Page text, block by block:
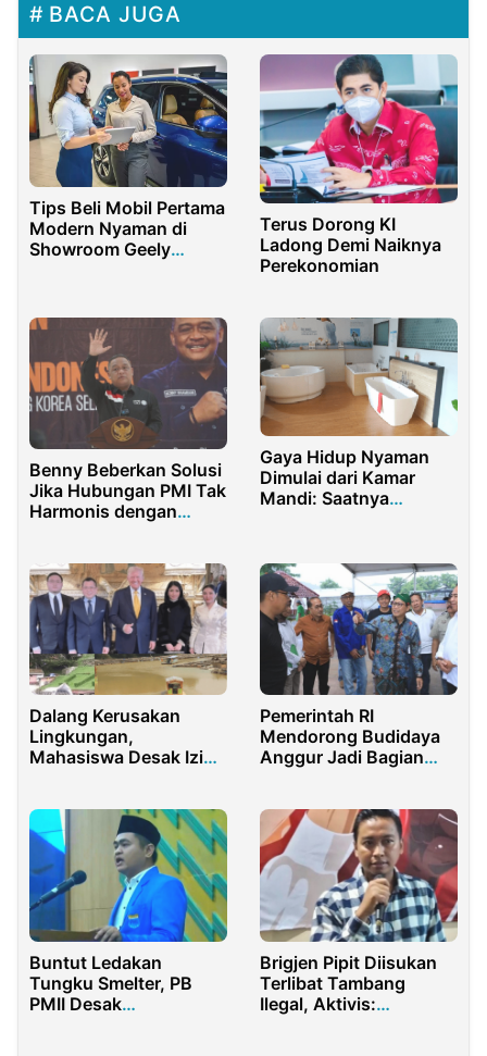
BACA JUGA
Tips Beli Mobil Pertama
Modern Nyaman di
Showroom Geely
Terus Dorong KI
Ladong Demi Naiknya
Perekonomian
Benny Beberkan Solusi
Jika Hubungan PMI Tak
Harmonis dengan
Gaya Hidup Nyaman
Dimulai dari Kamar
Mandi: Saatnya
Dalang Kerusakan
Lingkungan,
Mahasiswa Desak Izin
Pemerintah RI
Mendorong Budidaya
Anggur Jadi Bagian
Buntut Ledakan
Tungku Smelter, PB
PMII Desak
Brigjen Pipit Diisukan
Terlibat Tambang
Ilegal, Aktivis: